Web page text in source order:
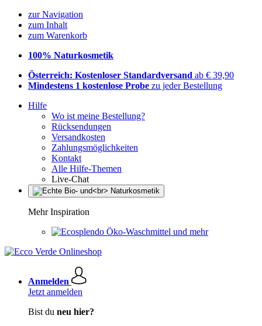
zur Navigation
zum Inhalt
zum Warenkorb
100% Naturkosmetik
Österreich: Kostenloser Standardversand ab € 39,90
Mindestens 1 kostenlose Probe zu jeder Bestellung
Hilfe
Wo ist meine Bestellung?
Rücksendungen
Versandkosten
Zahlungsmöglichkeiten
Kontakt
Alle Hilfe-Themen
Live-Chat
Mehr Inspiration
Öko-Waschmittel und mehr
Anmelden
Jetzt anmelden
Bist du neu hier?